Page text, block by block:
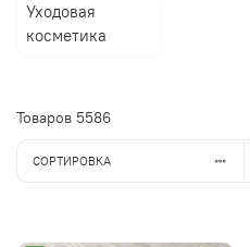
Уходовая
косметика
Товаров 5586
СОРТИРОВКА